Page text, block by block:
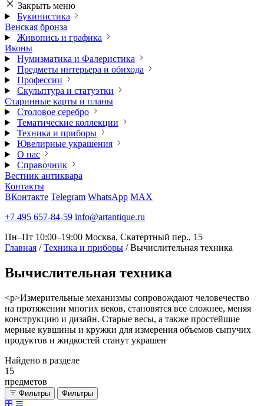
Закрыть меню
Букинистика
Венская бронза
Живопись и графика
Иконы
Нумизматика и Фалеристика
Предметы интерьера и обихода
Профессии
Скульптура и статуэтки
Старинные карты и планы
Столовое серебро
Тематические коллекции
Техника и приборы
Ювелирные украшения
О нас
Справочник
Вестник антиквара
Контакты
ВКонтакте Telegram WhatsApp MAX
+7 495 657-84-59 info@artantique.ru
Пн–Пт 10:00–19:00 Москва, Скатертный пер., 15
Главная / Техника и приборы / Вычислительная техника
Вычислительная техника
<p>Измерительные механизмы сопровождают человечество
на протяжении многих веков, становятся все сложнее, меняя
конструкцию и дизайн. Старые весы, а также простейшие
мерные кувшины и кружки для измерения объемов сыпучих
продуктов и жидкостей станут украшен
Найдено в разделе
15
предметов
Фильтры Фильтры